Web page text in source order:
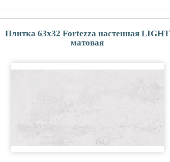
Плитка 63x32 Fortezza настенная LIGHT
матовая